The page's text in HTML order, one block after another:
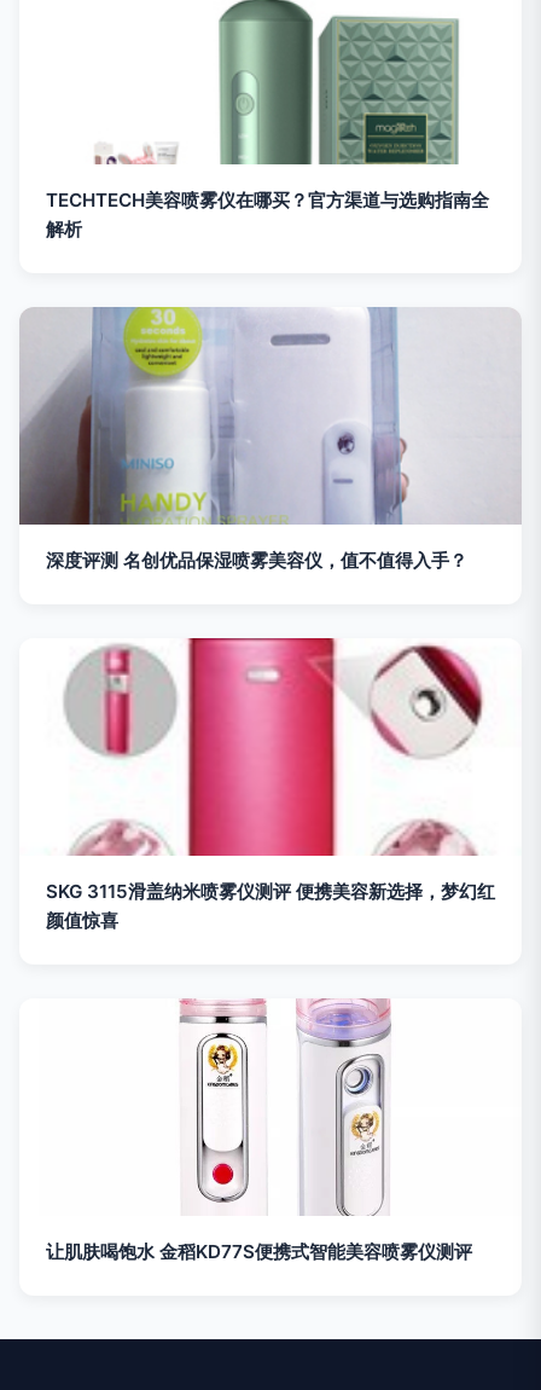
TECHTECH美容喷雾仪在哪买？官方渠道与选购指南全
解析
深度评测 名创优品保湿喷雾美容仪，值不值得入手？
SKG 3115滑盖纳米喷雾仪测评 便携美容新选择，梦幻红
颜值惊喜
让肌肤喝饱水 金稻KD77S便携式智能美容喷雾仪测评